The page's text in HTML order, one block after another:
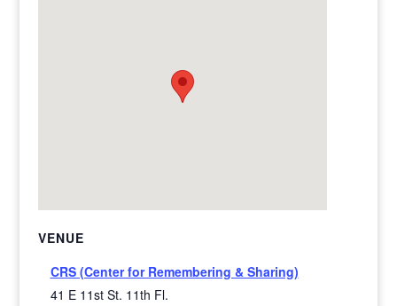
VENUE
CRS (Center for Remembering & Sharing)
41 E 11st St. 11th Fl.